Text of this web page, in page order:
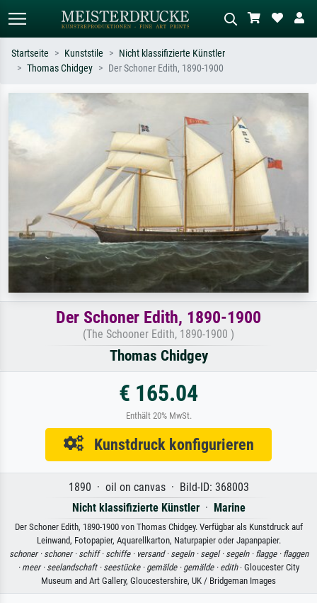
Suchen Sie nach Künstlern, Werktiteln
oder Stilen – z.B. Monet,
Sternennacht, Impressionismus, Welle
Wiese, Abstrakt mit viel Rot, Dunkles
Ölgemälde, Stehender Akt neben einem
Baum.
Startseite Kunststile
Nicht klassifizierte Künstler
Thomas Chidgey
Der Schoner Edith, 1890-1900
Der Schoner Edith, 1890-1900
(The Schooner Edith, 1890-1900 )
Thomas Chidgey
€ 165.04
Enthält 20% MwSt.
Kunstdruck konfigurieren
1890 · oil on canvas · Bild-ID: 368003
Nicht klassifizierte Künstler· Marine
Der Schoner Edith, 1890-1900 von Thomas Chidgey. Verfügbar als Kunstdruck auf
Leinwand, Fotopapier, Aquarellkarton, Naturpapier oder Japanpapier.
schoner · schoner · schiff · schiffe · versand · segeln · segel · segeln · flagge · flaggen
· meer · seelandschaft · seestücke · gemälde · gemälde · edith· Gloucester City
Museum and Art Gallery, Gloucestershire, UK / Bridgeman Images